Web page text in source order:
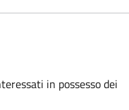
in possesso dei